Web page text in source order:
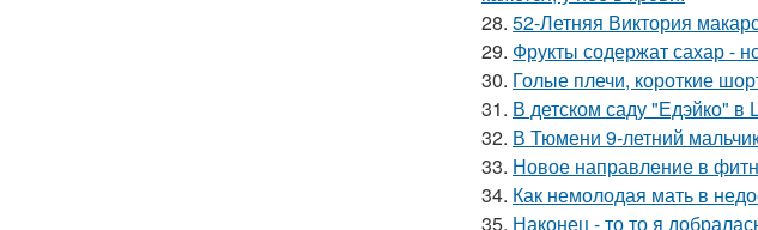
28. 52-Летняя Виктория
29. Фрукты содержат сахар -
30. Голые плечи, короткие
31. В детском саду "Едэйко"
32. В Тюмени 9-летний
33. Новое направление в
34. Как немолодая мать в
35. Наконец - то то я